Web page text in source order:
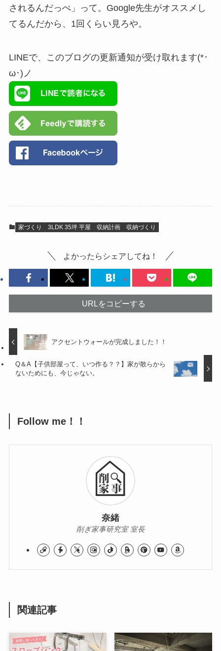
されるんだっぺ」って。Google先生がオススメし
てるんだから、1回くらい見ろや。
LINEで、このブログの更新通知が受け取れます(*･
ω･)ノ
家づくり 3LDK 35坪 平屋 収納計画 収納づくり
よかったらシェアしてね！
URLをコピーする
アクセントウォールが完成しました！！
Q＆A【子供部屋って、いつ作る？？】家が散らから
ないためにも、今じゃない。
Follow me！！
奈緒
削ぎ家事研究室 室長
関連記事